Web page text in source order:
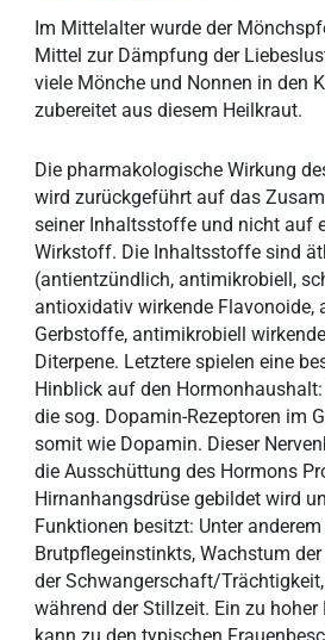
Im Mittelalter wurde der
Mittel zur Dämpfung der
viele Mönche und Nonnen in den
zubereitet aus diesem Heilkraut.
Die pharmakologische Wirkung
wird zurückgeführt auf das
seiner Inhaltsstoffe und nicht auf
Wirkstoff. Die Inhaltsstoffe sind
(antientzündlich, antimikrobiell,
antioxidativ wirkende Flavonoide,
Gerbstoffe, antimikrobiell
Diterpene. Letztere spielen eine
Hinblick auf den
die sog. Dopamin-Rezeptoren im
somit wie Dopamin. Dieser
die Ausschüttung des Hormons
Hirnanhangsdrüse gebildet wird
Funktionen besitzt: Unter
Brutpflegeinstinkts, Wachstum
der Schwangerschaft/
während der Stillzeit. Ein zu